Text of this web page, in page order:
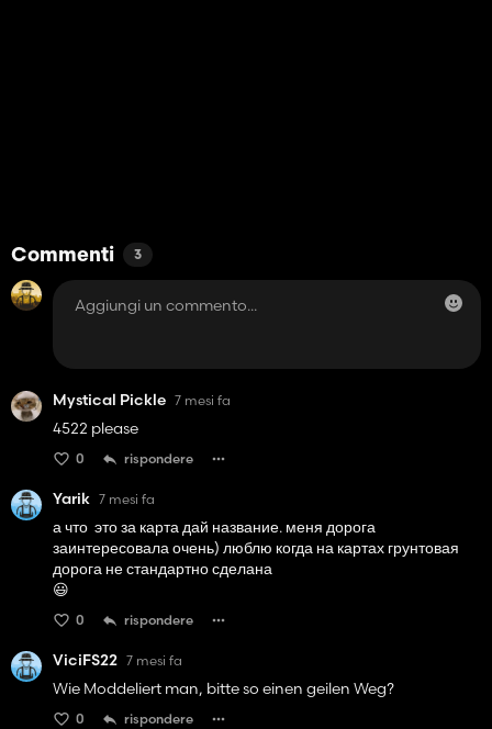
Commenti 3
Mystical Pickle 7 mesi fa
4522 please
0 rispondere
Yarik 7 mesi fa
а что это за карта дай название. меня дорога
заинтересовала очень) люблю когда на картах грунтовая
дорога не стандартно сделана
😃
0 rispondere
ViciFS22 7 mesi fa
Wie Moddeliert man, bitte so einen geilen Weg?
0 rispondere